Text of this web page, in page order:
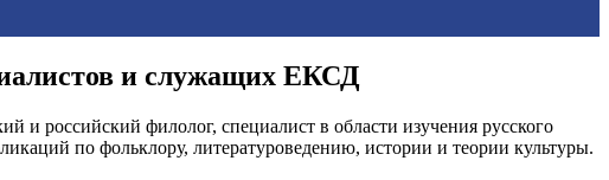
и служащих ЕКСД
и российский филолог, специалист в области изучения русского
по фольклору, литературоведению, истории и теории культуры.